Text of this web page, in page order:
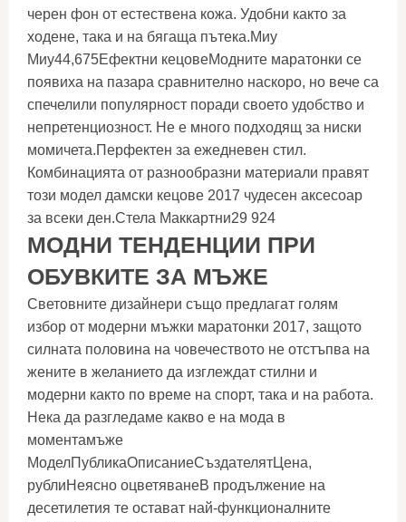
черен фон от естествена кожа. Удобни както за
ходене, така и на бягаща пътека.Миу
Миу44,675Ефектни кецовеМодните маратонки се
появиха на пазара сравнително наскоро, но вече са
спечелили популярност поради своето удобство и
непретенциозност. Не е много подходящ за ниски
момичета.Перфектен за ежедневен стил.
Комбинацията от разнообразни материали правят
този модел дамски кецове 2017 чудесен аксесоар
за всеки ден.Стела Маккартни29 924
МОДНИ ТЕНДЕНЦИИ ПРИ
ОБУВКИТЕ ЗА МЪЖЕ
Световните дизайнери също предлагат голям
избор от модерни мъжки маратонки 2017, защото
силната половина на човечеството не отстъпва на
жените в желанието да изглеждат стилни и
модерни както по време на спорт, така и на работа.
Нека да разгледаме какво е на мода в
моментамъже
МоделПубликаОписаниеСъздателятЦена,
рублиНеясно оцветяванеВ продължение на
десетилетия те остават най-функционалните